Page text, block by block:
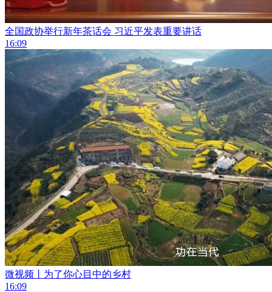
全国政协举行新年茶话会 习近平发表重要讲话
16:09
微视频丨为了你心目中的乡村
16:09